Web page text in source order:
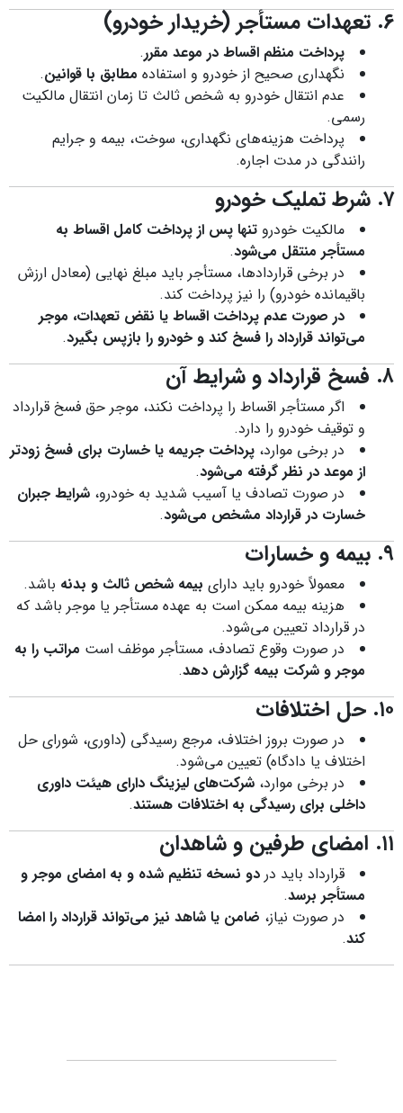
۶. تعهدات مستأجر (خریدار خودرو)
پرداخت منظم اقساط در موعد مقرر.
نگهداری صحیح از خودرو و استفاده مطابق با قوانین.
عدم انتقال خودرو به شخص ثالث تا زمان انتقال مالکیت
رسمی.
پرداخت هزینه‌های نگهداری، سوخت، بیمه و جرایم
رانندگی در مدت اجاره.
۷. شرط تملیک خودرو
مالکیت خودرو تنها پس از پرداخت کامل اقساط به
مستأجر منتقل می‌شود.
در برخی قراردادها، مستأجر باید مبلغ نهایی (معادل ارزش
باقیمانده خودرو) را نیز پرداخت کند.
در صورت عدم پرداخت اقساط یا نقض تعهدات، موجر
می‌تواند قرارداد را فسخ کند و خودرو را بازپس بگیرد.
۸. فسخ قرارداد و شرایط آن
اگر مستأجر اقساط را پرداخت نکند، موجر حق فسخ قرارداد
و توقیف خودرو را دارد.
در برخی موارد، پرداخت جریمه یا خسارت برای فسخ زودتر
از موعد در نظر گرفته می‌شود.
در صورت تصادف یا آسیب شدید به خودرو، شرایط جبران
خسارت در قرارداد مشخص می‌شود.
۹. بیمه و خسارات
معمولاً خودرو باید دارای بیمه شخص ثالث و بدنه باشد.
هزینه بیمه ممکن است به عهده مستأجر یا موجر باشد که
در قرارداد تعیین می‌شود.
در صورت وقوع تصادف، مستأجر موظف است مراتب را به
موجر و شرکت بیمه گزارش دهد.
۱۰. حل اختلافات
در صورت بروز اختلاف، مرجع رسیدگی (داوری، شورای حل
اختلاف یا دادگاه) تعیین می‌شود.
در برخی موارد، شرکت‌های لیزینگ دارای هیئت داوری
داخلی برای رسیدگی به اختلافات هستند.
۱۱. امضای طرفین و شاهدان
قرارداد باید در دو نسخه تنظیم شده و به امضای موجر و
مستأجر برسد.
در صورت نیاز، ضامن یا شاهد نیز می‌تواند قرارداد را امضا
کند.